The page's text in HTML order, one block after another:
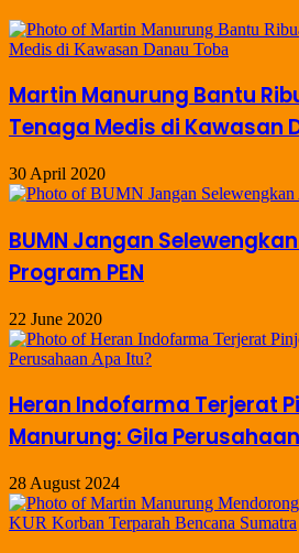
Martin Manurung Bantu
Tenaga Medis di Kawasan
30 April 2020
BUMN Jangan
Program PEN
22 June 2020
Heran Indofarma Terjerat
Manurung: Gila
28 August 2024